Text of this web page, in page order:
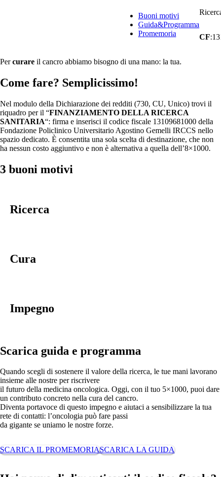
Buoni motivi
Guida&Programma
Promemoria
CF
Percurare il cancro abbiamo bisogno di una mano: la tua.
Come fare? Semplicissimo!
Nel modulo della Dichiarazione dei redditi (730, CU, Unico) trovi il
riquadro per il “FINANZIAMENTO DELLA RICERCA
SANITARIA“: firma e inserisci il codice fiscale 13109681000 della
Fondazione Policlinico Universitario Agostino Gemelli IRCCS nello
spazio dedicato. È consentita una sola scelta di destinazione, che non
ha nessun costo aggiuntivo e non è alternativa a quella dell’8×1000.
3 buoni motivi
Ricerca
Cura
Impegno
Scarica guida e programma
Quando scegli di sostenere il valore della ricerca, le tue mani lavorano
insieme alle nostre per riscrivere
il futuro della medicina oncologica. Oggi, con il tuo 5×1000, puoi dare
un contributo concreto nella cura del cancro.
Diventa portavoce di questo impegno e aiutaci a sensibilizzare la tua
rete di contatti: l’oncologia può fare passi
da gigante se uniamo le nostre forze.
SCARICA IL PROMEMORIASCARICA LA GUIDA